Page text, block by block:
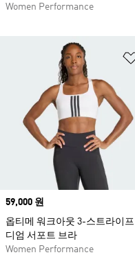
Women Performance
Price
59,000 원
옵티메 워크아웃 3-스트라이프
디엄 서포트 브라
Women Performance